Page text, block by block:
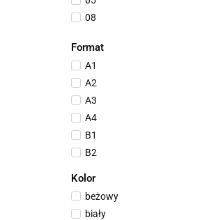
08
10
11
14
15
16
17
18
20
21
22
Format
A1
A2
A3
A4
B1
B2
Kolor
beżowy
biały